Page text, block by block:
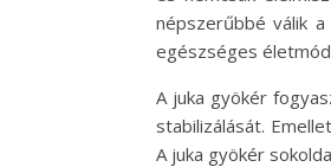
népszerűbbé válik a
egészséges
A juka gyökér
stabilizálását.
A juka gyökér